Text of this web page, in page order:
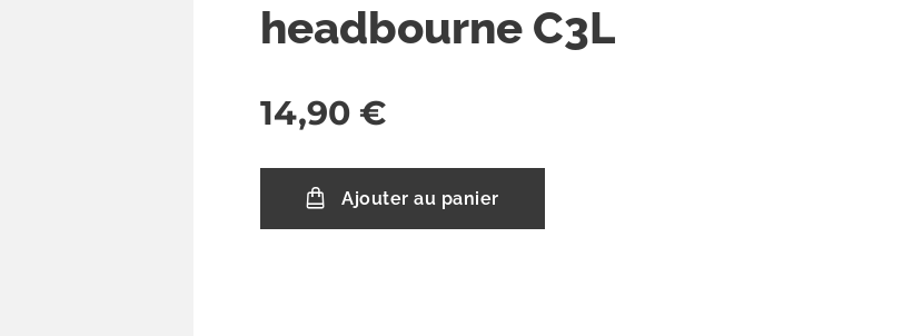
headbourne C3L
14,90 €
Ajouter au panier